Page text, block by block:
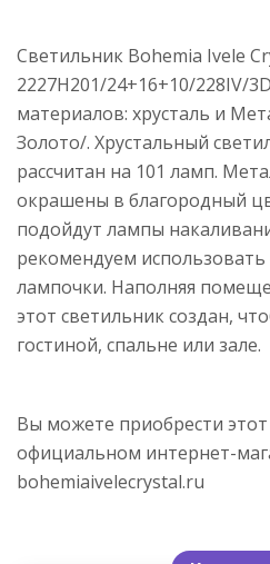
Светильник Bohemia Ivele
2227H201/24+16+10/228IV/
материалов: хрусталь и
Золото/. Хрустальный
рассчитан на 101 ламп.
окрашены в благородный
подойдут лампы
рекомендуем
лампочки. Наполняя
этот светильник создан,
гостиной, спальне или зале.
Вы можете приобрести
официальном интернет-
bohemiaivelecrystal.ru